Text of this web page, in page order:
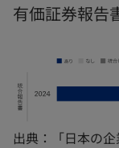
有価証券報告
出典：「日本の